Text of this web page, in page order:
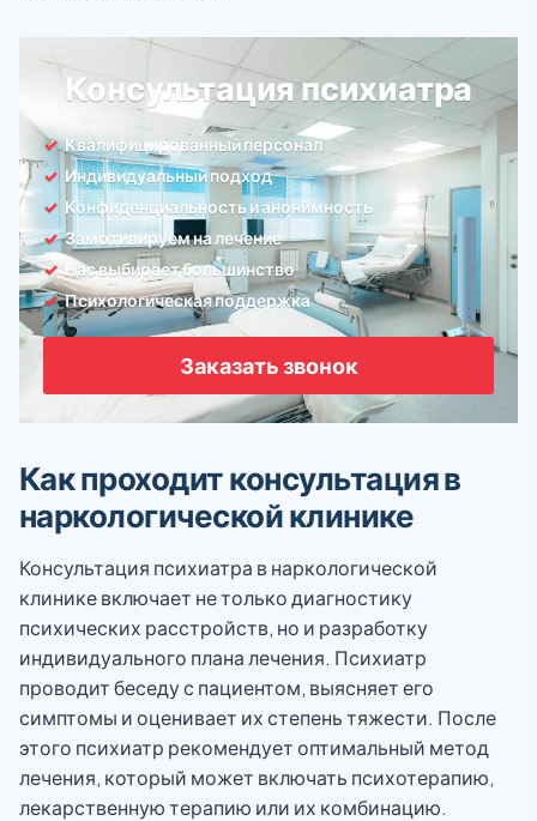
Консультация психиатра
Квалифицированный персонал
Индивидуальный подход
Конфиденциальность и анонимность
Замотивируем на лечение
Нас выбирает большинство
Психологическая поддержка
Заказать звонок
Как проходит консультация в
наркологической клинике
Консультация психиатра в наркологической
клинике включает не только диагностику
психических расстройств, но и разработку
индивидуального плана лечения. Психиатр
проводит беседу с пациентом, выясняет его
симптомы и оценивает их степень тяжести. После
этого психиатр рекомендует оптимальный метод
лечения, который может включать психотерапию,
лекарственную терапию или их комбинацию.